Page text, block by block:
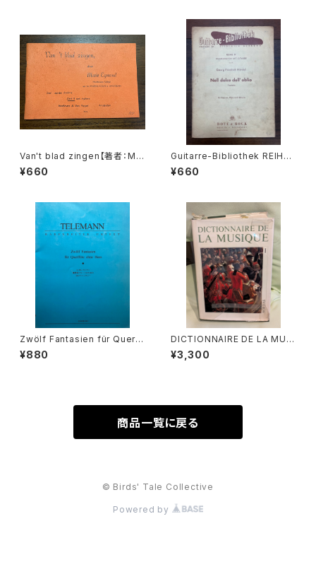
madeus Mozart】出版社：BR
EITKOPF&HÄRTEL 1987年
Van't blad zingen【著者：Mar
ie Egmond】出版社：BROEK
MANS&VAN POPPEL
¥660
Guitarre-Bibliothek REIHE
Ⅳ KAMMEMUSIK MIT GITA
RRE Nr.47 Nell dolce dell'o
g Friedrich Händel】出版社：
BOTE&BOCK BERLIN・WIES
BADEN 1958年
¥660
Zwölf Fantasien für Querfl
öten ohne Bass BÄRENREI
TER URTEXT【著者：GEORG
¥880
DICTIONNAIRE DE LA MUSI
QUE Ⅰ :les mens et leurs
œuvres『音楽辞典：人物とその
¥3,300
商品一覧に戻る
© Birds' Tale Collective
Powered by